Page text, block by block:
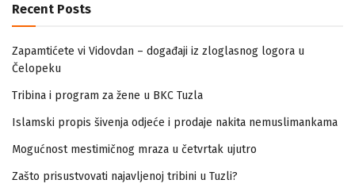
Recent Posts
Zapamtićete vi Vidovdan – događaji iz zloglasnog logora u
Čelopeku
Tribina i program za žene u BKC Tuzla
Islamski propis šivenja odjeće i prodaje nakita nemuslimankama
Mogućnost mestimičnog mraza u četvrtak ujutro
Zašto prisustvovati najavljenoj tribini u Tuzli?